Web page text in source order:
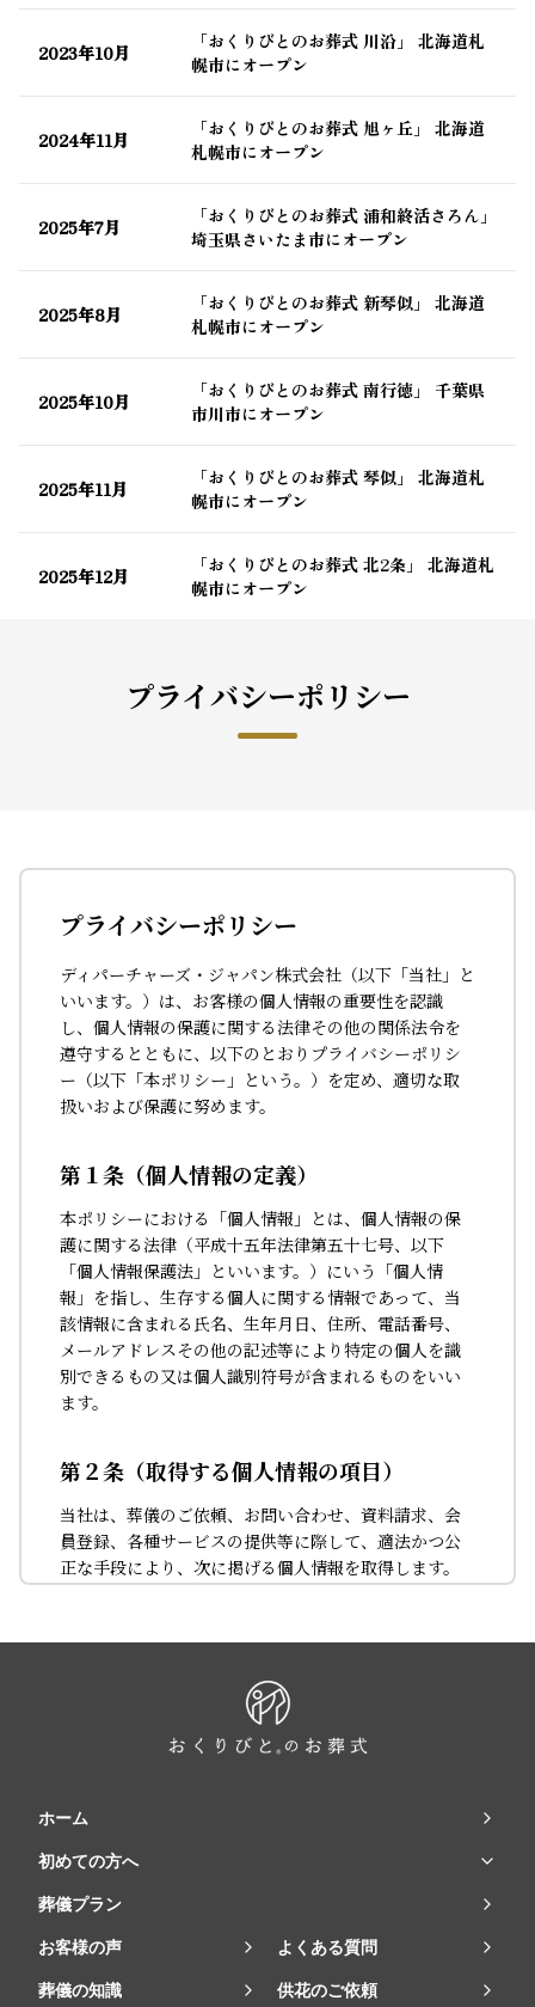
2023年10月
「おくりびとのお葬式 川沿」 北海道札
幌市にオープン
2024年11月
「おくりびとのお葬式 旭ヶ丘」 北海道
札幌市にオープン
2025年7月
「おくりびとのお葬式 浦和終活さろん」
埼玉県さいたま市にオープン
2025年8月
「おくりびとのお葬式 新琴似」 北海道
札幌市にオープン
2025年10月
「おくりびとのお葬式 南行徳」 千葉県
市川市にオープン
2025年11月
「おくりびとのお葬式 琴似」 北海道札
幌市にオープン
2025年12月
「おくりびとのお葬式 北2条」 北海道札
幌市にオープン
プライバシーポリシー
プライバシーポリシー
ディパーチャーズ・ジャパン株式会社（以下「当社」と
いいます。）は、お客様の個人情報の重要性を認識
し、個人情報の保護に関する法律その他の関係法令を
遵守するとともに、以下のとおりプライバシーポリシ
ー（以下「本ポリシー」という。）を定め、適切な取
扱いおよび保護に努めます。
第１条（個人情報の定義）
本ポリシーにおける「個人情報」とは、個人情報の保
護に関する法律（平成十五年法律第五十七号、以下
「個人情報保護法」といいます。）にいう「個人情
報」を指し、生存する個人に関する情報であって、当
該情報に含まれる氏名、生年月日、住所、電話番号、
メールアドレスその他の記述等により特定の個人を識
別できるもの又は個人識別符号が含まれるものをいい
ます。
第２条（取得する個人情報の項目）
当社は、葬儀のご依頼、お問い合わせ、資料請求、会
員登録、各種サービスの提供等に際して、適法かつ公
正な手段により、次に掲げる個人情報を取得します。
氏名、住所、郵便番号、性別、生年月日、電話番
（戸籍に関する情報を含みます。）、宗教・宗派等
及び免許証・住民票など公的証明書に関する情報等
金融機関口座に関する情報、決済及びその方法に関
する情報
（４）サービスのご利用に際して取得する情報
クッキー（Cookie）ID等のオンライン上の識別子、
ホーム
初めての方へ
葬儀プラン
お客様の声 よくある質問
葬儀の知識 供花のご依頼